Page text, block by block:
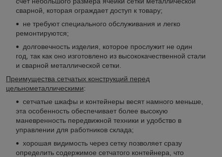
сварной, которая ограждает доступ к товару;
не требуют специального обслуживания и легко
ремонтируются;
долговечность изделия, которое прослужит не один
год, так как оно изготовлено из высококачественной стали
и сварной металлической сетки.
Преимущества сетчатых конструкций перед
цельнометаллическими:
сетчатые шкафы и контейнеры весят намного меньше,
эта особенность обеспечивает более высокую
маневренность передвижной техники и удобство в
управлении для работников склада;
хорошая видимость через сетку позволяет сразу
определить содержимое сетчатого контейнера, что